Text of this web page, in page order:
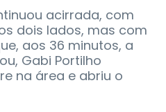
acirrada, com
dois lados, mas com
aos 36 minutos, a
Gabi Portilho
na área e abriu o